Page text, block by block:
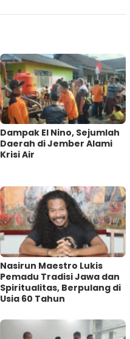
Dampak El Nino, Sejumlah
Daerah di Jember Alami
Krisi Air
‎Nasirun Maestro Lukis
Pemadu Tradisi Jawa dan
Spiritualitas, Berpulang di
Usia 60 Tahun